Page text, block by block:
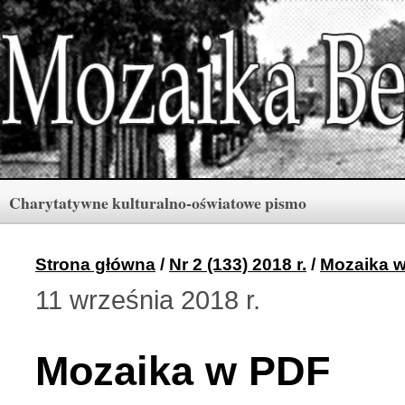
Charytatywne kulturalno-oświatowe pismo
Rubryki
Berdyczów w kronikach
Numery
1 (164) 2026 r. (10)
Menu
Strona główna / Nr 2 (133) 2018 r. / Mozaika
11 września 2018 r.
Mozaika w PDF